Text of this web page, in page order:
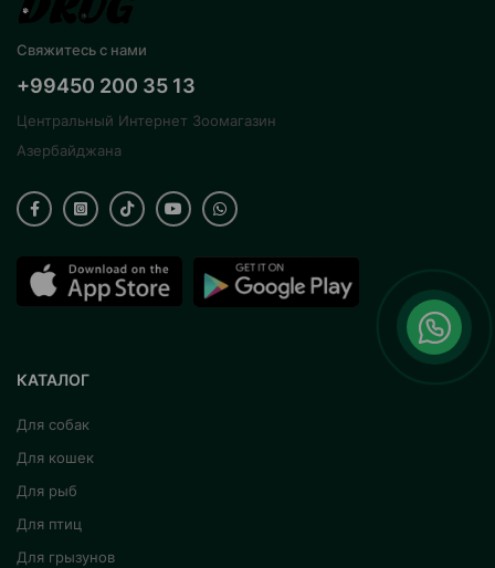
Свяжитесь с нами
+99450 200 35 13
Центральный Интернет Зоомагазин
Азербайджана
КАТАЛОГ
Для собак
Для кошек
Для рыб
Для птиц
Для грызунов